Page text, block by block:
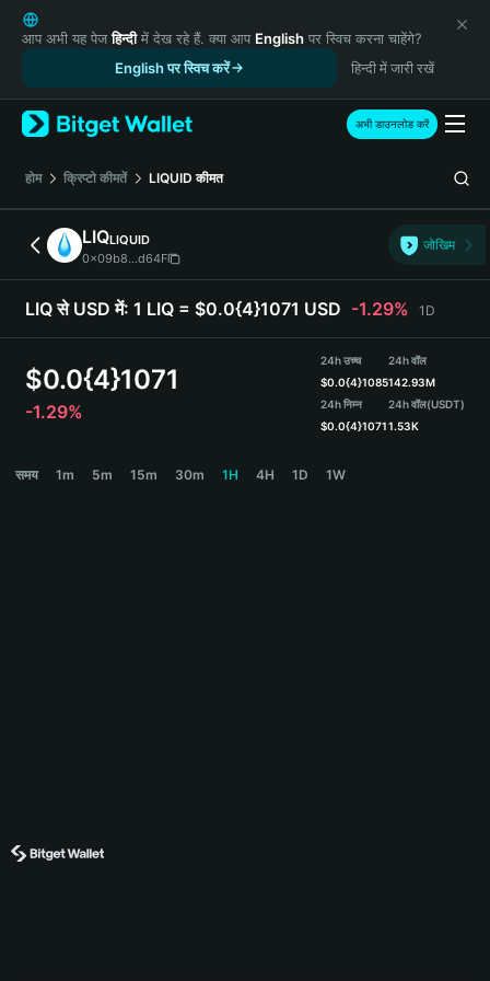
English
日本語
Русский
Español (Latinoamérica)
Türkçe
Italiano
Deutsch
简体中文
繁體中文
Português (Portugal)
हिन्दी
Español (Argentina)
आप अभी यह पेजहिन्दीमें देख रहे हैं. क्या आप English पर स्विच करना चाहेंगे?
English पर स्विच करें
हिन्दी में जारी रखें
अभी डाउनलोड करें
होम क्रिप्टो कीमतें LIQUID कीमत
LIQLIQUID
0x09b8...d64F
जोखिम
LIQ से USD में: 1 LIQ = $0.0{4}1071 USD -1.29% 1D
$0.0{4}1071
-1.29%
24h उच्च
$0.0{4}1085
24h निम्न
$0.0{4}1071
24h वॉल
142.93M
24h वॉल(USDT)
1.53K
समय 1m 5m 15m 30m 1H 4H 1D 1W